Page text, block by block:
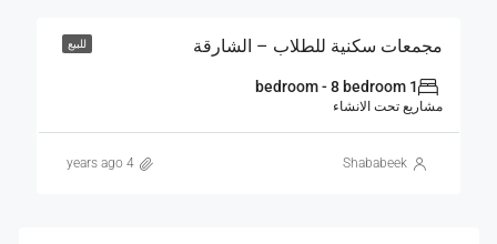
للبيع مجمعات سكنية للطلاب – الشارقة
1 bedroom - 8 bedroom
مشاريع تحت الانشاء
Shababeek
4 years ago